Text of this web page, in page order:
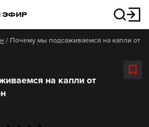
ЭФИР
/ Почему мы подсаживаемся на капли от
на капли от